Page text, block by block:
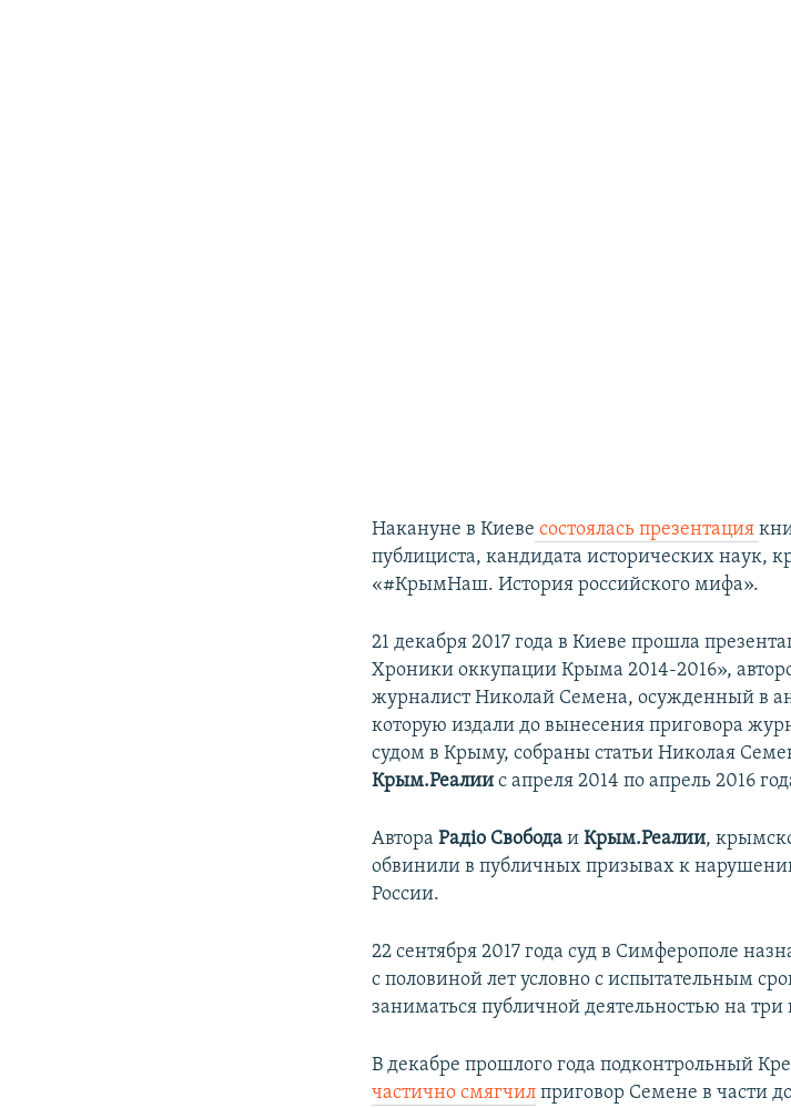
​Накануне в Киеве состоялась презентация
публициста, кандидата исторических наук,
«#КрымНаш. История российского мифа».
21 декабря 2017 года в Киеве прошла
Хроники оккупации Крыма 2014-2016»,
журналист Николай Семена, осужденный в
которую издали до вынесения приговора
судом в Крыму, собраны статьи Николая
Крым.Реалии с апреля 2014 по апрель 2016
АвтораРадіо Свобода иКрым.Реалии,
обвинили в публичных призывах к
России.
22 сентября 2017 года суд в Симферополе
с половиной лет условно с испытательным
заниматься публичной деятельностью на три
В декабре прошлого года подконтрольный
частично смягчил приговор Семене в части